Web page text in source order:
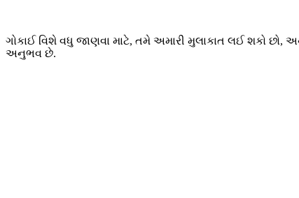
ગોકાઈ વિશે વધુ જાણવા માટે, તમે અમારી મુલાકાત લઈ શકો છો,
અનુભવ છે.